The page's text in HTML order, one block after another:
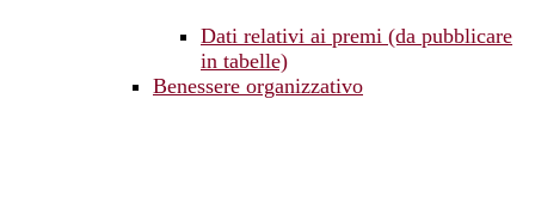
Dati relativi ai premi (da pubblicare
in tabelle)
Benessere organizzativo